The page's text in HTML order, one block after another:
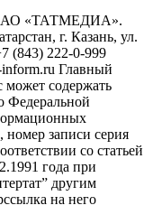
АО «ТАТМЕДИА».
г. Казань, ул.
(843) 222-0-999
Главный
может содержать
Федеральной
записи серия
со статьей
года при
другим
на него